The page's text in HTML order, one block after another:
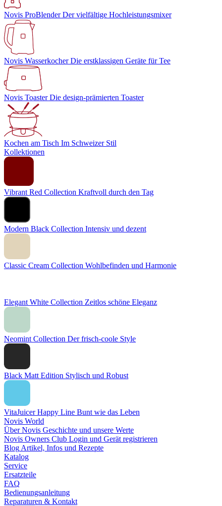
Novis ProBlenderDer vielfältige Hochleistungsmixer
Novis Wasserkocher Die erstklassigen Geräte für Tee
Novis Toaster Die design-prämierten Toaster
Kochen am Tisch Im Schweizer Stil
Kollektionen
Vibrant Red Collection Kraftvoll durch den Tag
Modern Black Collection Intensiv und dezent
Classic Cream Collection Wohlbefinden und Harmonie
Elegant White Collection Zeitlos schöne Eleganz
Neomint Collection Der frisch-coole Style
Black Matt Edition Stylisch und Robust
VitaJuicer Happy Line Bunt wie das Leben
Novis World
Über Novis Geschichte und unsere Werte
Novis Owners Club Login und Gerät registrieren
Blog Artikel, Infos und Rezepte
Katalog
Service
Ersatzteile
FAQ
Bedienungsanleitung
Reparaturen & Kontakt